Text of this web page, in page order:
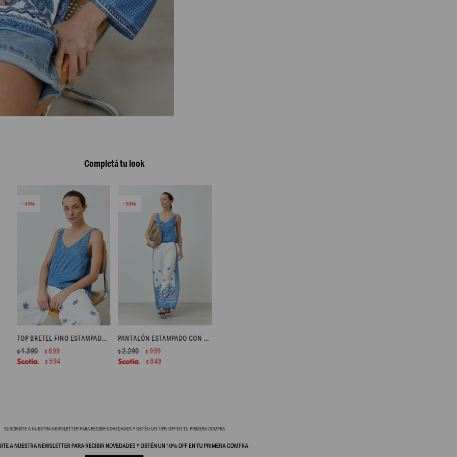
Completá tu look
49
TOP BRETEL FINO ESTAMPADO - AZUL
$1.390 $699
$ 594
56
PANTALÓN ESTAMPADO CON GUARDA - AZUL
$2.290 $999
$849
SUSCRIBITE A NUESTRA NEWSLETTER PARA RECIBIR NOVEDADES Y OBTÉN UN 10% OFF EN TU PRIMERA COMPRA